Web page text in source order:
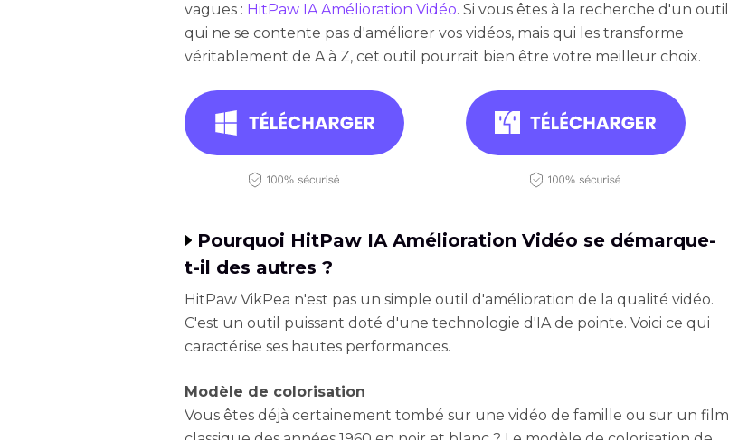
vagues : HitPaw IA Amélioration Vidéo. Si vous êtes à la recherche d'un outil
qui ne se contente pas d'améliorer vos vidéos, mais qui les transforme
véritablement de A à Z, cet outil pourrait bien être votre meilleur choix.
Pourquoi HitPaw IA Amélioration Vidéo se démarque-
t-il des autres ?
HitPaw VikPea n'est pas un simple outil d'amélioration de la qualité vidéo.
C'est un outil puissant doté d'une technologie d'IA de pointe. Voici ce qui
caractérise ses hautes performances.
Modèle de colorisation
Vous êtes déjà certainement tombé sur une vidéo de famille ou sur un film